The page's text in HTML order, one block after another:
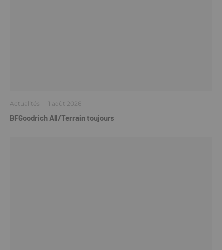
Actualités · 1 août 2026
BFGoodrich All/Terrain toujours